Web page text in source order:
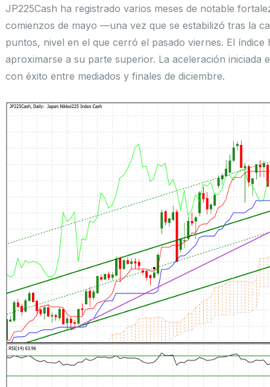
JP225Cash ha registrado varios meses de notable
comienzos de mayo —una vez que se estabilizó tras la
puntos, nivel en el que cerró el pasado viernes. El
aproximarse a su parte superior. La aceleración
con éxito entre mediados y finales de diciembre.